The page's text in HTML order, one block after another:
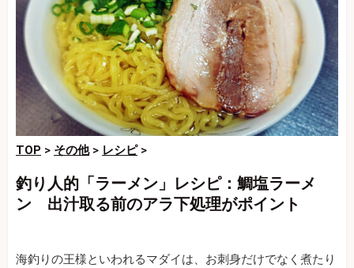
TOP > その他> レシピ>
釣り人的「ラーメン」レシピ：鯛塩ラーメ
ン 出汁取る前のアラ下処理がポイント
海釣りの王様といわれるマダイは、お刺身だけでなく煮たり